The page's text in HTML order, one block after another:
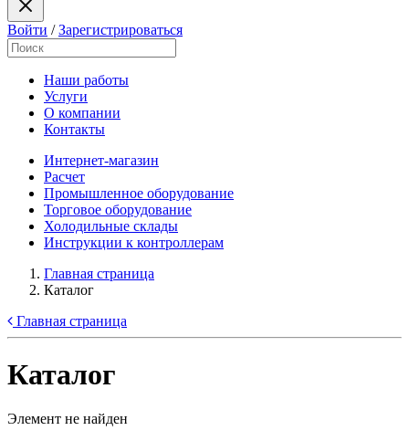
Войти /Зарегистрироваться
Наши работы
Услуги
О компании
Контакты
Интернет-магазин
Расчет
Промышленное оборудование
Торговое оборудование
Холодильные склады
Инструкции к контроллерам
Главная страница
Каталог
Главная страница
Каталог
Элемент не найден